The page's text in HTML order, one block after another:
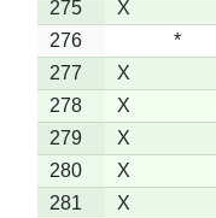
275
X
276
*
277
X
278
X
279
X
280
X
281
X